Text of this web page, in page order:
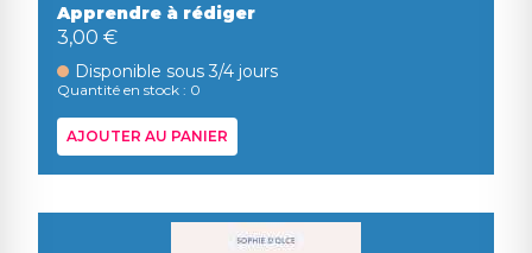
Apprendre à rédiger
3,00 €
Disponible sous 3/4 jours
Quantité en stock : 0
AJOUTER AU PANIER